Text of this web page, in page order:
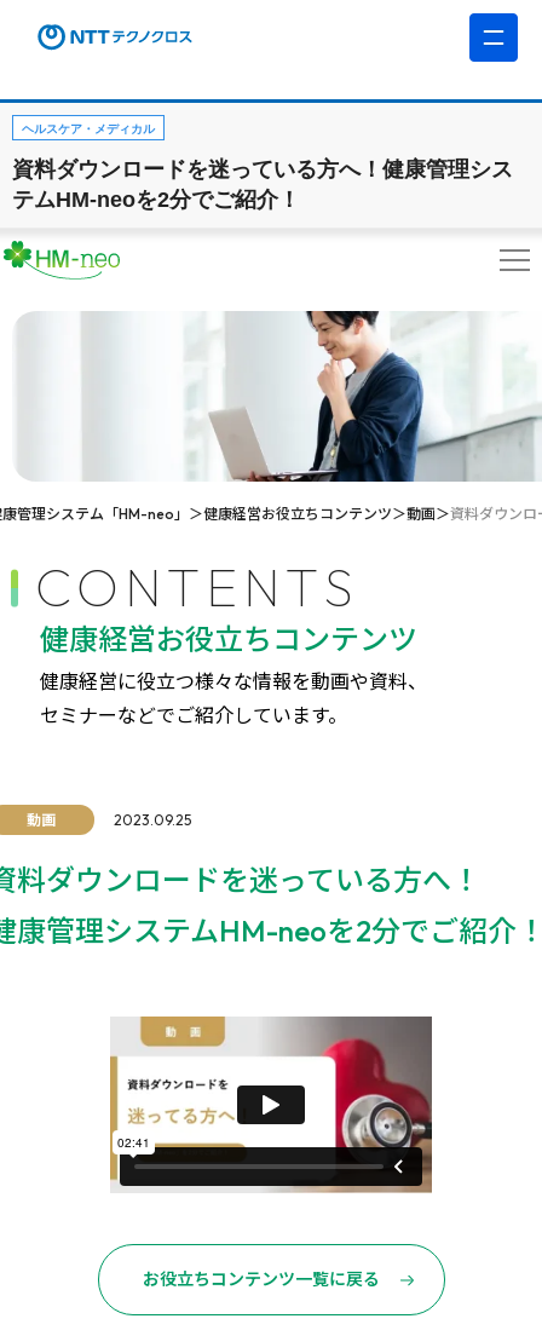
ヘルスケア・メディカル
資料ダウンロードを迷っている方へ！健康管理シス
テムHM-neoを2分でご紹介！
管理システム「HM-neo」 健康経営お役立ちコンテンツ 動画 資料ダウン
CONTENTS
健康経営お役立ちコンテンツ
健康経営に役立つ様々な情報を動画や資料、
セミナーなどでご紹介しています。
動画 2023.09.25
料ダウンロードを迷っている方へ！
康管理システムHM-neoを2分でご紹介
お役立ちコンテンツ一覧に戻る